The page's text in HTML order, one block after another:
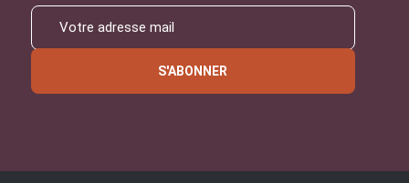
S'ABONNER